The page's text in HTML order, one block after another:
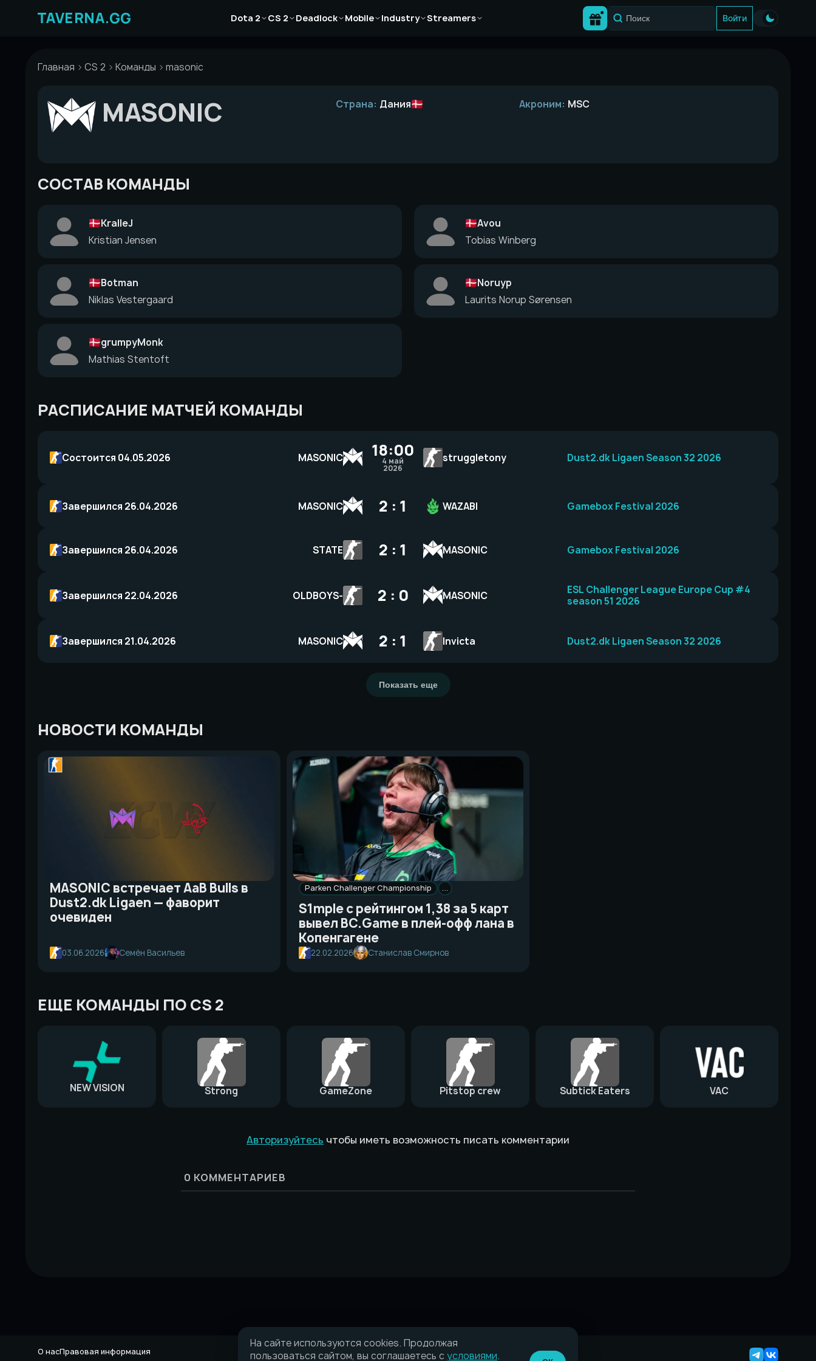
Dota 2
Статьи CS 2
СтатьиDeadlock
Статьи
Mobile
Статьи Industry
Статьи
Streamers
Статьи
Войти
Главная CS 2 Команды masonic
MASONIC Страна: Дания Акроним: MSC
СОСТАВ КОМАНДЫ
KralleJ
Kristian Jensen
Avou
Tobias Winberg
Botman
Niklas Vestergaard
Noruyp
Laurits Norup Sørensen
grumpyMonk
Mathias Stentoft
РАСПИСАНИЕ МАТЧЕЙ КОМАНДЫ
Состоится 04.05.2026 MASONIC 18:00
4 май
2026
struggletony Dust2.dk Ligaen Season 32 2026
Завершился 26.04.2026 MASONIC 2 : 1 WAZABI Gamebox Festival 2026
Завершился 26.04.2026 STATE 2 : 1 MASONIC Gamebox Festival 2026
Завершился 22.04.2026 OLDBOYS- 2 : 0 MASONIC
ESL Challenger League Europe Cup #4
season 51 2026
Завершился 21.04.2026 MASONIC 2 : 1 Invicta Dust2.dk Ligaen Season 32 2026
Показать еще
НОВОСТИ КОМАНДЫ
MASONIC встречает AaB Bulls в
Dust2.dk Ligaen — фаворит
очевиден
03.06.2026 Семён Васильев
Parken Challenger Championship …
S1mple с рейтингом 1,38 за 5 карт
вывел BC.Game в плей-офф лана в
Копенгагене
22.02.2026 Станислав Смирнов
ЕЩЕ КОМАНДЫ ПО CS 2
NEW VISION Strong GameZone Pitstop crew Subtick Eaters VAC
Авторизуйтесь чтобы иметь возможность писать комментарии
0 КОММЕНТАРИЕВ
О насПравовая информация
На сайте используются cookies. Продолжая
пользоваться сайтом, вы соглашаетесь с условиями.